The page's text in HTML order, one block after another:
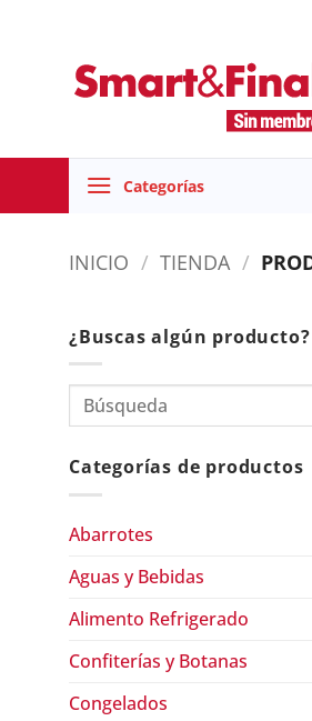
Categorías
INICIO / TIENDA /
¿Buscas algún producto?
Categorías de productos
Abarrotes
Aguas y Bebidas
Alimento Refrigerado
Confiterías y Botanas
Congelados